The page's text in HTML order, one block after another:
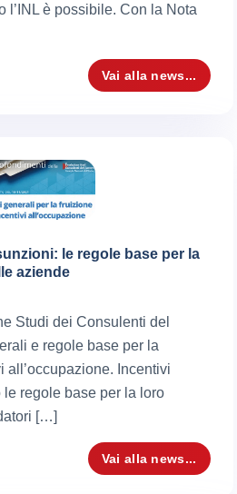
l’INL è possibile. Con la Nota
Vai alla news...
le regole base per la
aziende
Studi dei Consulenti del
e regole base per la
Incentivi
regole base per la loro
[…]
Vai alla news...